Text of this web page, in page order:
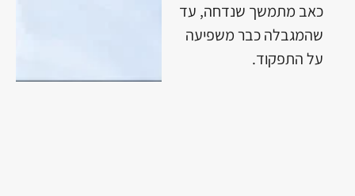
כאב מתמשך שנדחה, עד
שהמגבלה כבר משפיעה
על התפקוד.